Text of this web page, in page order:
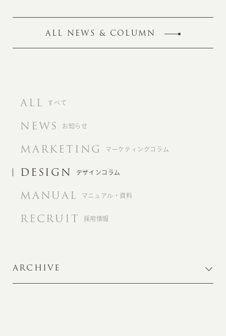
ALL NEWS & COLUMN
ALL すべて
NEWS お知らせ
MARKETING マーケティングコラム
DESIGN デザインコラム
MANUAL マニュアル・資料
RECRUIT 採用情報
ARCHIVE